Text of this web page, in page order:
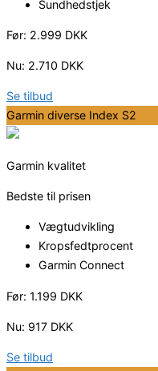
Sundhedstjek
Før: 2.999 DKK
Nu: 2.710 DKK
Se tilbud
Garmin diverse Index S2
Garmin kvalitet
Bedste til prisen
Vægtudvikling
Kropsfedtprocent
Garmin Connect
Før: 1.199 DKK
Nu: 917 DKK
Se tilbud